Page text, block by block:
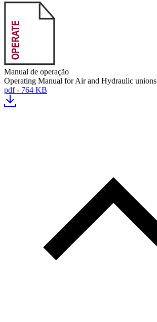
Manual de operação
Operating Manual for Air and Hydraulic unions
pdf - 764 KB